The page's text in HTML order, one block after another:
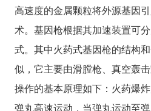
高速度的金属颗粒将外源基因
术。基因枪根据其加速装置可
式。其中火药式基因枪的结构
似，它主要由滑膛枪、真空轰
操作的基本原理如下：火药爆
弹丸高速运动，当弹丸运动至